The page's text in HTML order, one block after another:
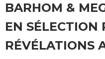
BARHOM &
EN SÉLECTION
RÉVÉLATIONS